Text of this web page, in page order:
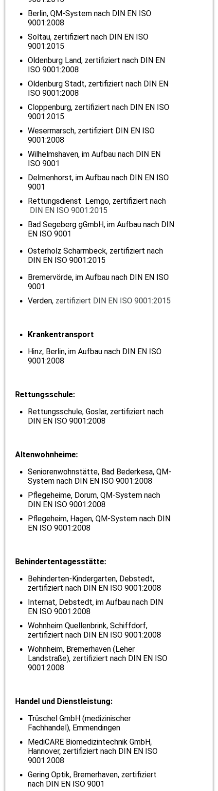
Berlin, QM-System nach DIN EN ISO
9001:2008
Soltau, zertifiziert nach DIN EN ISO
9001:2015
Oldenburg Land, zertifiziert nach DIN EN
ISO 9001:2008
Oldenburg Stadt, zertifiziert nach DIN EN
ISO 9001:2008
Cloppenburg, zertifiziert nach DIN EN ISO
9001:2015
Wesermarsch, zertifiziert DIN EN ISO
9001:2008
Wilhelmshaven, im Aufbau nach DIN EN
ISO 9001
Delmenhorst, im Aufbau nach DIN EN ISO
9001
Rettungsdienst Lemgo, zertifiziert nach
DIN EN ISO 9001:2015
Bad Segeberg gGmbH, im Aufbau nach DIN
EN ISO 9001
Osterholz Scharmbeck, zertifiziert nach
DIN EN ISO 9001:2015
Bremervörde, im Aufbau nach DIN EN ISO
9001
Verden, zertifiziert DIN EN ISO 9001:2015
Krankentransport
Hinz, Berlin, im Aufbau nach DIN EN ISO
9001:2008
Rettungsschule:
Rettungsschule, Goslar, zertifiziert nach
DIN EN ISO 9001:2008
Altenwohnheime:
Seniorenwohnstätte, Bad Bederkesa, QM-
System nach DIN EN ISO 9001:2008
Pflegeheime, Dorum, QM-System nach
DIN EN ISO 9001:2008
Pflegeheim, Hagen, QM-System nach DIN
EN ISO 9001:2008
Behindertentagesstätte:
Behinderten-Kindergarten, Debstedt,
zertifiziert nach DIN EN ISO 9001:2008
Internat, Debstedt, im Aufbaunach DIN
EN ISO 9001:2008
Wohnheim Quellenbrink, Schiffdorf,
zertifiziert nach DIN EN ISO 9001:2008
Wohnheim, Bremerhaven (Leher
Landstraße), zertifiziert nach DIN EN ISO
9001:2008
Handel und Dienstleistung:
Trüschel GmbH (medizinischer
Fachhandel), Emmendingen
MediCARE Biomedizintechnik GmbH,
Hannover, zertifiziert nach DIN EN ISO
9001:2008
Gering Optik, Bremerhaven, zertifiziert
nach DIN EN ISO 9001